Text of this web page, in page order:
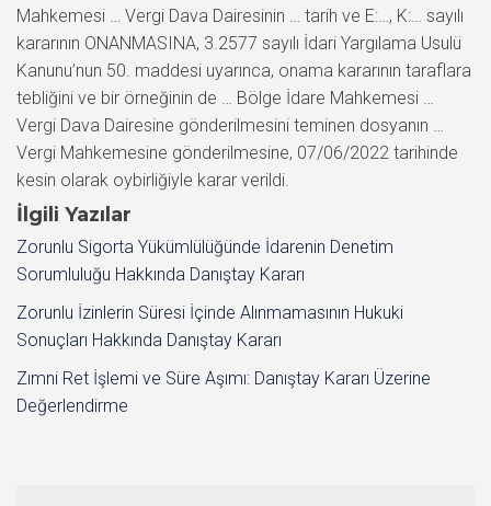
Mahkemesi … Vergi Dava Dairesinin … tarih ve E:…, K:… sayılı
kararının ONANMASINA, 3.2577 sayılı İdari Yargılama Usulü
Kanunu’nun 50. maddesi uyarınca, onama kararının taraflara
tebliğini ve bir örneğinin de … Bölge İdare Mahkemesi …
Vergi Dava Dairesine gönderilmesini teminen dosyanın …
Vergi Mahkemesine gönderilmesine, 07/06/2022 tarihinde
kesin olarak oybirliğiyle karar verildi.
İlgili Yazılar
Zorunlu Sigorta Yükümlülüğünde İdarenin Denetim
Sorumluluğu Hakkında Danıştay Kararı
Zorunlu İzinlerin Süresi İçinde Alınmamasının Hukuki
Sonuçları Hakkında Danıştay Kararı
Zımni Ret İşlemi ve Süre Aşımı: Danıştay Kararı Üzerine
Değerlendirme